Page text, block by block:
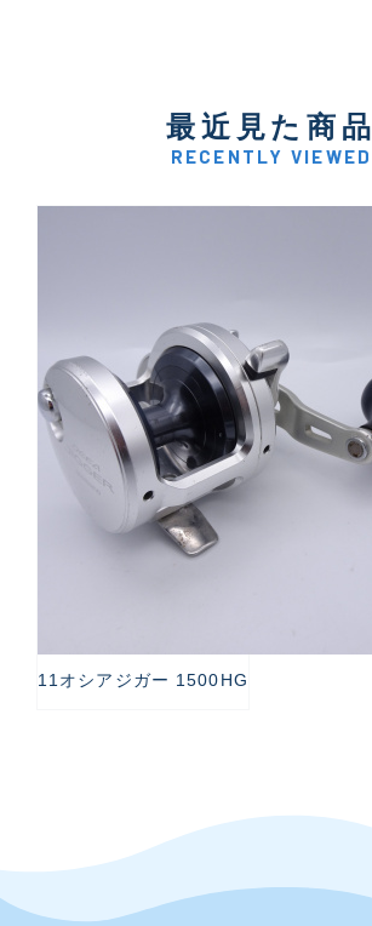
最近見た商品
RECENTLY VIEWED
11オシアジガー 1500HG